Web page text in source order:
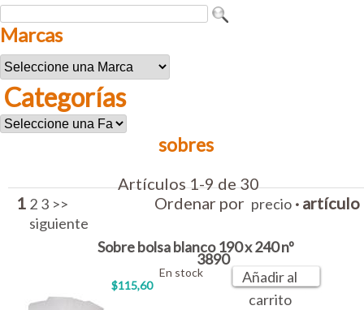
Marcas
Categorías
sobres
Artículos 1-9 de 30
1 2 3 >>
siguiente
Ordenar por precio · artículo
Sobre bolsa blanco 190 x 240 nº
3890
$115,60
En stock
Añadir al
carrito